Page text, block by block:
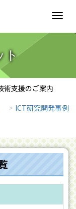
ト
術支援のご案内
ICT研究開発事例